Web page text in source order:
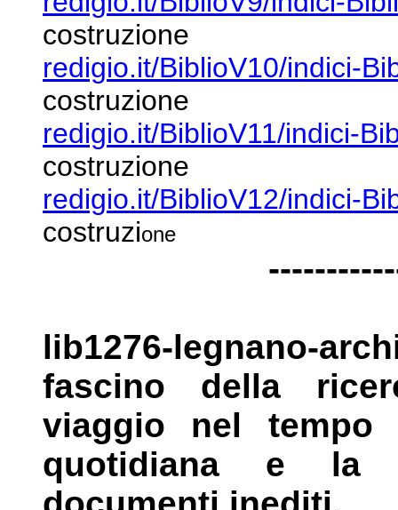
costruzione
redigio.it/BiblioV10/indici-
costruzione
redigio.it/BiblioV11/indici-
costruzione
redigio.it/BiblioV12/indici-
costruzione
lib1276-legnano-
fascino della
viaggio nel
quotidiana e la